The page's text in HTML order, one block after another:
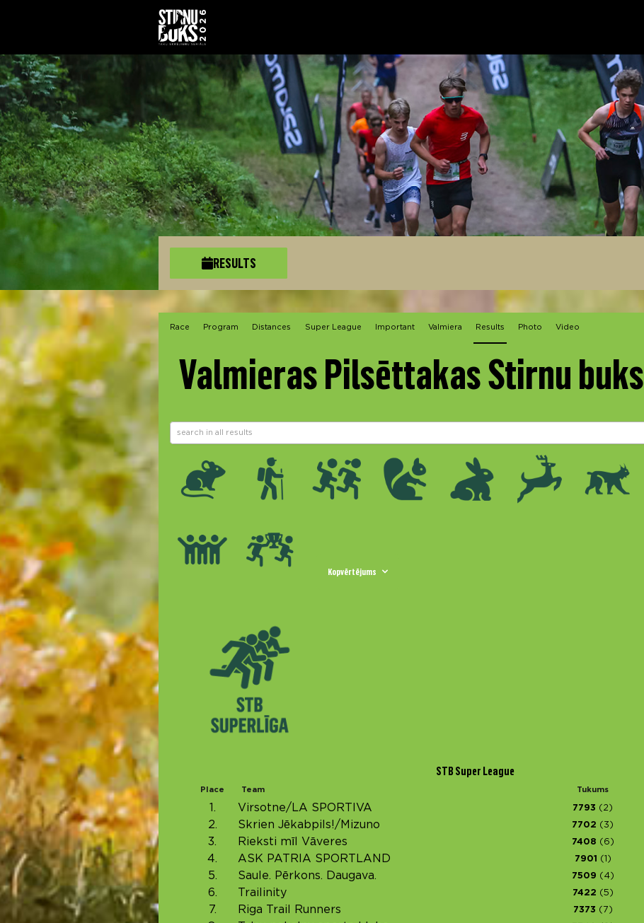
RESULTS
Race Program Distances Super League Important Valmiera Results Photo Video
Valmieras Pilsēttakas Stirnu buks
Kopvērtējums
STB Super League
Place Team Tukums
1. Virsotne/LA SPORTIVA 7793 (2)
2.
Skrien Jēkabpils!/Mizuno 7702 (3)
3.
Rieksti mīl Vāveres 7408 (6)
4.
ASK PATRIA SPORTLAND 7901 (1)
5.
Saule. Pērkons. Daugava. 7509 (4)
6.
Trailinity 7422 (5)
7.
Riga Trail Runners 7373 (7)